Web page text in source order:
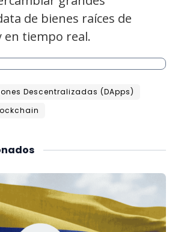
de bienes raíces de
en tiempo real.
Descentralizadas (DApps)